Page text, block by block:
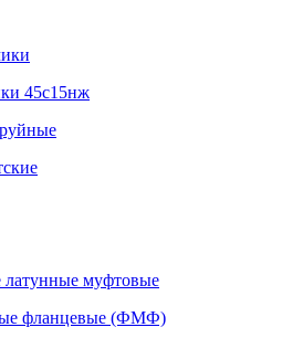
45с15нж
латунные муфтовые
фланцевые (ФМФ)